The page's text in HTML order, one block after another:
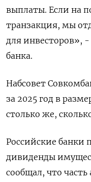
выплаты. ​Если на
транзакция, мы
для инвесторов»,
банка.
Набсовет
за 2025 ​год в
столько же,
Российские банки
дивиденды
сообщал, что